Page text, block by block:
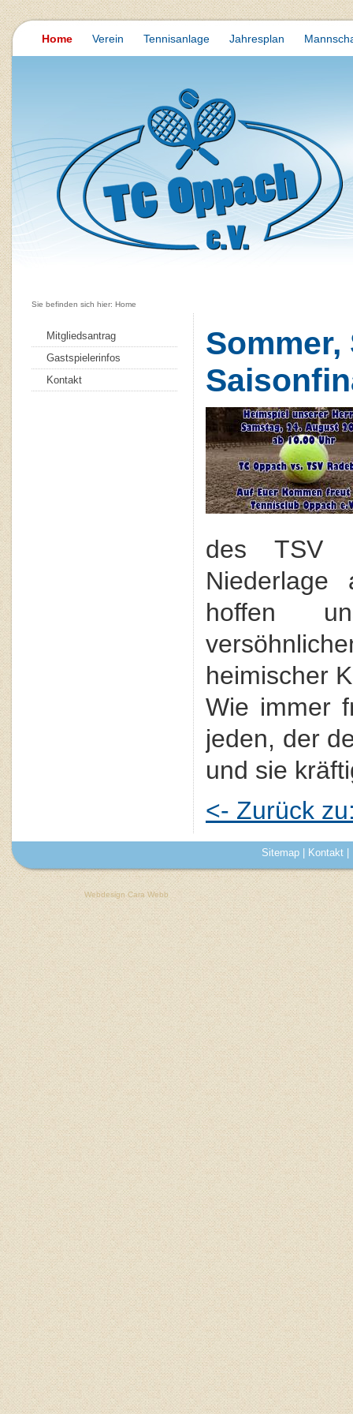
Home Verein Tennisanlage Jahresplan
Sie befinden sich hier: Home
Mitgliedsantrag
Gastspielerinfos
Kontakt
Sommer,
des TSV
Niederlage
hoffen
heimischer
Wie immer
jeden, der
und sie
<- Zurück
Sitemap| Kontakt|
Webdesign Cara Webb